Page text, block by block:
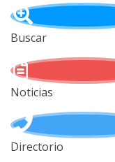
Buscar
Noticias
Directorio